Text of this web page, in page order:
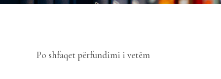
Po shfaqet përfundimi i vetëm